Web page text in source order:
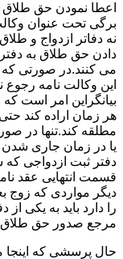
اعطا نمودن حق
برگی تحت عنوان
نه دفاتر ازدواج و
دادن حق طلاق به
می کنند.در صورتی که
این وکالت نامه رجوع
بیانگراین امر است
هر زمان اراده کند حتی
مطلقه کند.تنها در
یا در زمان جاری شدن
دفتر ثبت ازدواجی که
قسمت انتهایی عقد
دیگر مواردی که
را دارد باید به یکی از
مرجع صدور حق طلاق
حال پرسشی که